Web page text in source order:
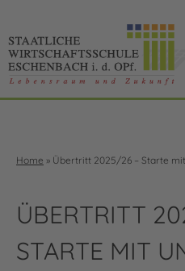
Home » Übertritt 2025/26 – Starte
ÜBERTRITT
STARTE MIT